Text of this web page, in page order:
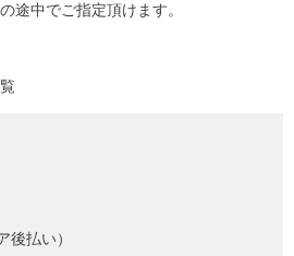
途中でご指定頂けます。
後払い）